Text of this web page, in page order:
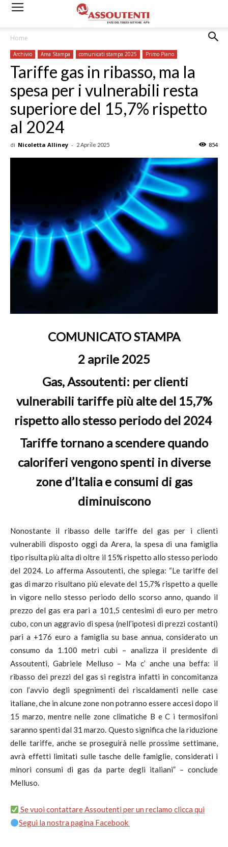
Home
Archivio Area Stampa comunicati stampa 2025 Primo Piano
Tariffe gas in ribasso, ma la
spesa per i vulnerabili resta
superiore del 15,7% rispetto
al 2024
di Nicoletta Alliney - 2 Aprile 2025 854
COMUNICATO STAMPA
2 aprile 2025
Gas, Assoutenti: per clienti
vulnerabili tariffe più alte del 15,7%
rispetto allo stesso periodo del 2024
Tariffe tornano a scendere quando
caloriferi vengono spenti in diverse
zone d’Italia e consumi di gas
diminuiscono
Nonostante il ribasso delle tariffe del gas per i clienti
vulnerabili disposto oggi da Arera, la spesa di una famiglia
tipo risulta più alta di oltre il 15% rispetto allo stesso periodo
del 2024. Lo afferma Assoutenti, che spiega: “Le tariffe del
gas di marzo risultano più elevate del 15,7% rispetto a quelle
in vigore nello stesso periodo dello scorso anno, quando il
prezzo del gas era pari a 101,5 centesimi di euro per metro
cubo, con un aggravio di spesa (nell’ipotesi di prezzi costanti)
pari a +176 euro a famiglia su base annua, considerato un
consumo da 1.100 metri cubi – analizza il presidente di
Assoutenti, Gabriele Melluso – Ma c’ anche una beffa: il
ribasso dei prezzi del gas si registra infatti in concomitanza
con l’avvio degli spegnimenti dei riscaldamenti nelle case
italiane, che in alcune zone non potranno essere accesi dopo il
15 marzo, mentre nelle zone climatiche B e C i termosifoni
saranno spenti dal 31 marzo. Questo significa che la riduzione
delle tariffe, anche se proseguirà nelle prossime settimane,
avrà effetti limitati sulle tasche delle famiglie, considerati i
minori consumi di gas da parte degli italiani” – conclude
Melluso.
Se vuoi contattare Assoutenti per un reclamo clicca qui
Segui la nostra pagina Facebook